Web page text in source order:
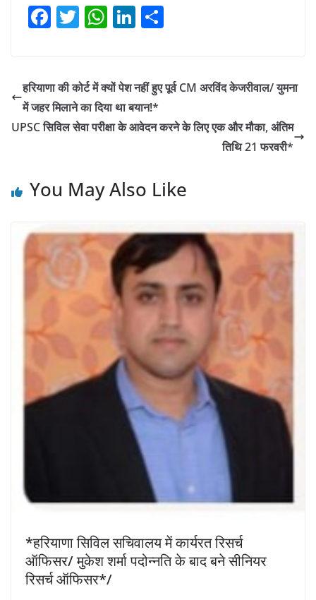
F
e
b
o
T
er
W
s
A
p
Li
e
dI
n
e
हरियाणा की कोर्ट में क्यों पेश नहीं हुए पूर्व CM अरविंद केजरीवाल/ युमना
में जहर मिलाने का दिया था बयान!*
UPSC सिविल सेवा परीक्षा के आवेदन करने के लिए एक और मौका, अंतिम
तिथि 21 फरवरी*
You May Also Like
*हरियाणा सिविल सचिवालय में कार्यरत रिसर्च
ऑफिसर/ मुकेश शर्मा पदोन्नति के बाद बने सीनियर
रिसर्च ऑफिसर*/